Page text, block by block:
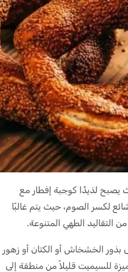
يصبح لذيذًا كوجبة إفطار مع
لكسر الصوم، حيث يتم غالبًا
التقاليد الطهي المتنوعة.
بذور الخشخاش أو الكتان أو زهور
للسيميت قليلاً من منطقة إلى